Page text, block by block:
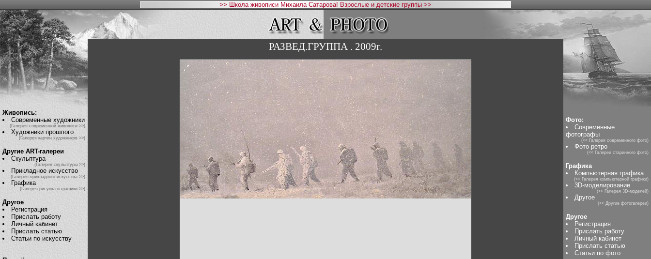
>> Школа живописи Михаила Сатарова! Взрослые и детские группы >>
Живопись:
Современные художники
(Галерея современной живописи >>)
Художники прошлого
(Галерея картин художников >>)
Другие ART-галереи
Скульптура
(Галерея скульптуры >>)
Прикладное искусство
(Галерея прикладного искусства >>)
Графика
(Галерея рисунка и графики >>)
Другое
Регистрация
Прислать работу
Личный кабинет
Прислать статью
Статьи по искусству
РАЗВЕД.ГРУППА . 2009г.
Фото:
Современные
фотографы
(<< Галерея современного фото)
Фото ретро
(<< Галереи старинного фото)
Графика
Компьютерная графика
(<< Галерея компьютерной графики)
3D-моделирование
(<< Галерея 3D-моделей)
Другое
(<< Другие фотогалереи)
Другое
Регистрация
Прислать работу
Личный кабинет
Прислать статью
Статьи по фото